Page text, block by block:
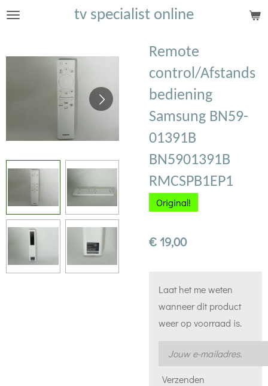
Ga
hoofdinhoud
tv specialist online
Remote
control/Afstands
bediening
Samsung BN59-
01391B
BN5901391B
RMCSPB1EP1
Original!
€ 19,00
Laat het me weten
wanneer dit product
weer op voorraad is.
Verzenden